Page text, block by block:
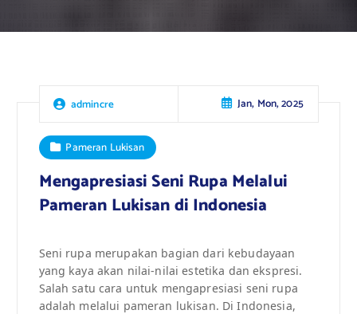
admincre Jan, Mon, 2025
Pameran Lukisan
Mengapresiasi Seni Rupa Melalui
Pameran Lukisan di Indonesia
Seni rupa merupakan bagian dari kebudayaan
yang kaya akan nilai-nilai estetika dan ekspresi.
Salah satu cara untuk mengapresiasi seni rupa
adalah melalui pameran lukisan. Di Indonesia,